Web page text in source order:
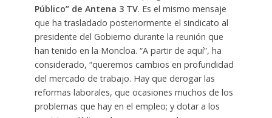
Público” de Antena 3 TV. Es el mismo mensaje
que ha trasladado posteriormente el sindicato al
presidente del Gobierno durante la reunión que
han tenido en la Moncloa. “A partir de aquí”, ha
considerado, “queremos cambios en profundidad
del mercado de trabajo. Hay que derogar las
reformas laborales, que ocasiones muchos de los
problemas que hay en el empleo; y dotar a los